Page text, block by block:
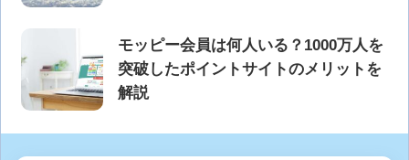
モッピー会員は何人いる？1000万人を
突破したポイントサイトのメリットを
解説